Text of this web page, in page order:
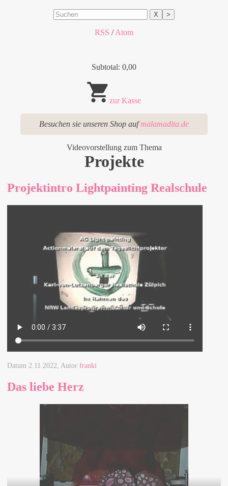
X >
RSS /Atom
Subtotal: 0,00
zur Kasse
Besuchen sie unseren Shop aufmalamadita.de
Videovorstellung zum Thema
Projekte
Projektintro Lightpainting Realschule
Datum 2.11.2022, Autor franki
Das liebe Herz